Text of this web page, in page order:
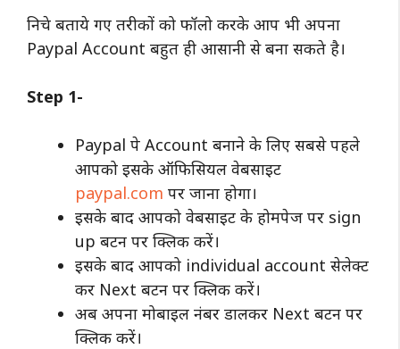
निचे बताये गए तरीकों को फॉलो करके आप भी अपना
Paypal Account बहुत ही आसानी से बना सकते है।
Step 1-
Paypal पे Account बनाने के लिए सबसे पहले
आपको इसके ऑफिसियल वेबसाइट
paypal.com पर जाना होगा।
इसके बाद आपको वेबसाइट के होमपेज पर sign
up बटन पर क्लिक करें।
इसके बाद आपको individual account सेलेक्ट
कर Next बटन पर क्लिक करें।
अब अपना मोबाइल नंबर डालकर Next बटन पर
क्लिक करें।